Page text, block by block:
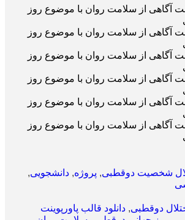
شخصیت دوقطبی, پروژه, دانشجویی,
دوقطبی, دانلود قالب پاورپوینت